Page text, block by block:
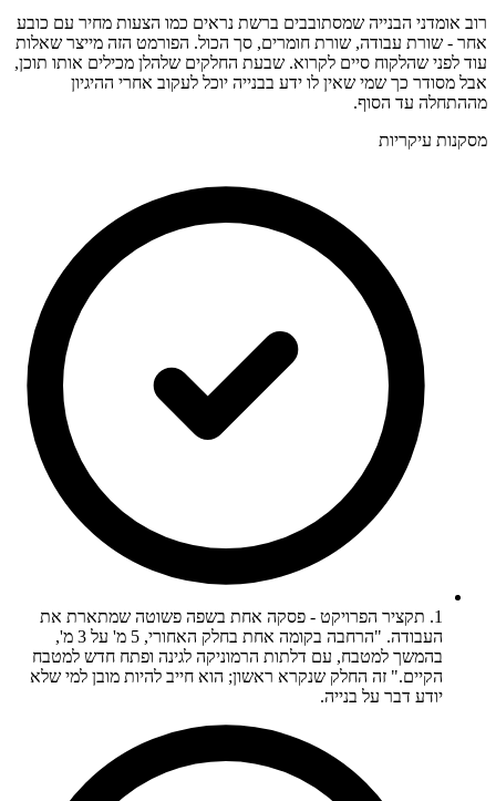
רוב אומדני הבנייה שמסתובבים ברשת נראים כמו הצעות מחיר עם כובע
אחר - שורת עבודה, שורת חומרים, סך הכול. הפורמט הזה מייצר שאלות
עוד לפני שהלקוח סיים לקרוא. שבעת החלקים שלהלן מכילים אותו תוכן,
אבל מסודר כך שמי שאין לו ידע בבנייה יוכל לעקוב אחרי ההיגיון
מההתחלה עד הסוף.
מסקנות עיקריות
1. תקציר הפרויקט - פסקה אחת בשפה פשוטה שמתארת את
העבודה. "הרחבה בקומה אחת בחלק האחורי, 5 מ' על 3 מ',
בהמשך למטבח, עם דלתות הרמוניקה לגינה ופתח חדש למטבח
הקיים." זה החלק שנקרא ראשון; הוא חייב להיות מובן למי שלא
יודע דבר על בנייה.